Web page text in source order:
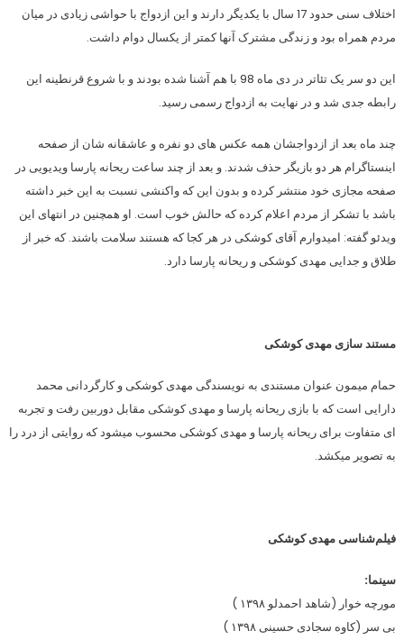
اختلاف سنی حدود 17 سال با یکدیگر دارند و این ازدواج با حواشی زیادی در میان
مردم همراه بود و زندگی مشترک آنها کمتر از یکسال دوام داشت.
این دو سر یک تئاتر در دی ماه 98 با هم آشنا شده بودند و با شروع قرنطینه این
رابطه جدی شد و در نهایت به ازدواج رسمی رسید.
چند ماه بعد از ازدواجشان همه عکس های دو نفره و عاشقانه شان از صفحه
اینستاگرام هر دو بازیگر حذف شدند. و بعد از چند ساعت ریحانه پارسا ویدیویی در
صفحه مجازی خود منتشر کرده و بدون این که واکنشی نسبت به این خبر داشته
باشد با تشکر از مردم اعلام کرده که حالش خوب است. او همچنین در انتهای این
ویدئو گفته: امیدوارم آقای کوشکی در هر کجا که هستند سلامت باشند. که خبر از
طلاق و جدایی مهدی کوشکی و ریحانه پارسا دارد.
مستند سازی مهدی کوشکی
حمام میمون عنوان مستندی به نویسندگی مهدی کوشکی و کارگردانی محمد
دارایی است که با بازی ریحانه پارسا و مهدی کوشکی مقابل دوربین رفت و تجربه
ای متفاوت برای ریحانه پارسا و مهدی کوشکی محسوب میشود که روایتی از درد را
به تصویر میکشد.
فیلم‌شناسی مهدی کوشکی
سینما:
مورچه خوار (شاهد احمدلو ۱۳۹۸ )
بی سر (کاوه سجادی حسینی ۱۳۹۸ )